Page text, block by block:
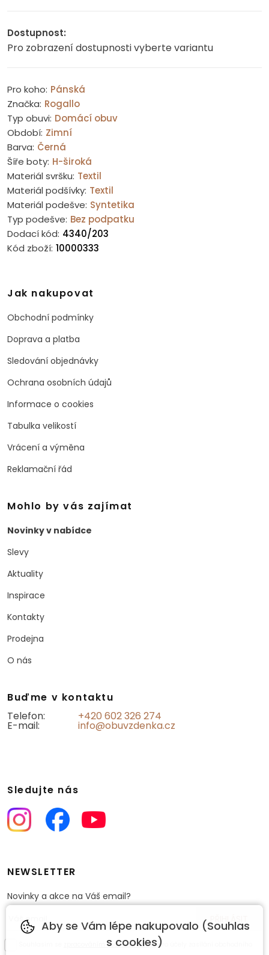
Dostupnost:
Pro zobrazení dostupnosti vyberte variantu
Pro koho: Pánská
Značka: Rogallo
Typ obuvi: Domácí obuv
Období: Zimní
Barva: Černá
Šíře boty: H-široká
Materiál svršku: Textil
Materiál podšívky: Textil
Materiál podešve: Syntetika
Typ podešve: Bez podpatku
Dodací kód: 4340/203
Kód zboží: 10000333
Jak nakupovat
Obchodní podmínky
Doprava a platba
Sledování objednávky
Ochrana osobních údajů
Informace o cookies
Tabulka velikostí
Vrácení a výměna
Reklamační řád
Mohlo by vás zajímat
Novinky v nabídce
Slevy
Aktuality
Inspirace
Kontakty
Prodejna
O nás
Buďme v kontaktu
Telefon:
+420 602 326 274
E-mail: info@obuvzdenka.cz
Sledujte nás
NEWSLETTER
Novinky a akce na Váš email?
zpracováním osobních údajůpro účely zasílání obchodního
Aby se Vám lépe nakupovalo (Souhlas
s cookies)